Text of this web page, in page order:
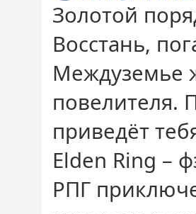
Золотой
Восстань,
Междуземье
повелителя.
приведёт
Elden Ring –
РПГ